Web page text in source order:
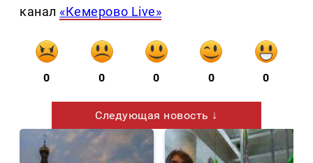
канал «Кемерово Live»
0 0 0 0 0
Следующая новость ↓